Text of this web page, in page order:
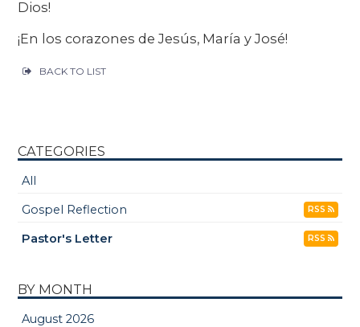
Dios!
¡En los corazones de Jesús, María y José!
BACK TO LIST
CATEGORIES
All
Gospel Reflection
RSS
Pastor's Letter RSS
BY MONTH
August 2026